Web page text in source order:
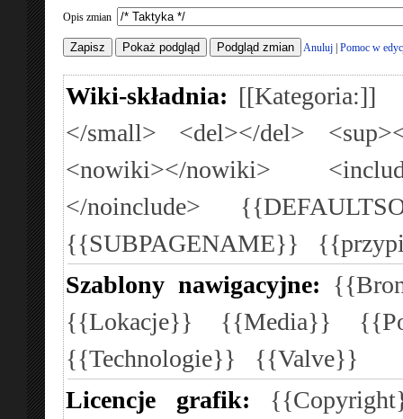
Opis zmian
Anuluj Pomoc w
Wiki-składnia: [[Kategoria:]]
</small>
<del></del>
<nowiki></nowiki>
</noinclude>
{{SUBPAGENAME}}
Szablony nawigacyjne:
{{Lokacje}}
{{Media}}
{{Technologie}}
{{Valve}}
Licencje grafik: